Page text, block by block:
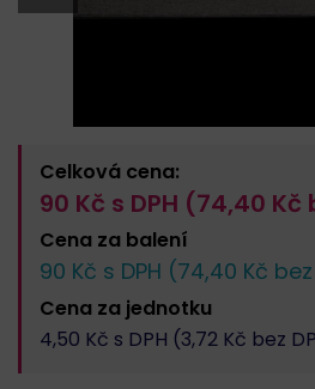
Celková cena:
90 Kč s DPH (74,40 Kč
Cena za balení
90 Kč s DPH (74,40 Kč
Cena za jednotku
4,50 Kč s DPH (3,72 Kč bez